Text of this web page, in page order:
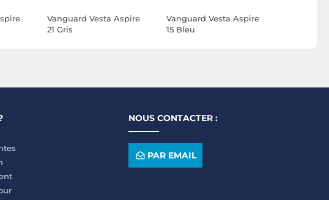
Vanguard Vesta Aspire
21 Gris
Vanguard Vesta Aspire
15 Bleu
NOUS CONTACTER :
PAR EMAIL